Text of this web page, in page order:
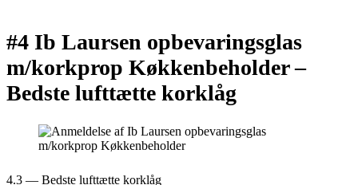
#4 Ib Laursen opbevaringsglas
m/korkprop Køkkenbeholder –
Bedste lufttætte korklåg
4.3 — Bedste lufttætte korklåg